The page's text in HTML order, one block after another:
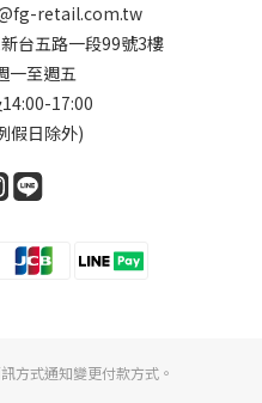
retail.com.tw
台五路一段99號3樓
一至週五
17:00
假日除外)
方式通知變更付款方式。